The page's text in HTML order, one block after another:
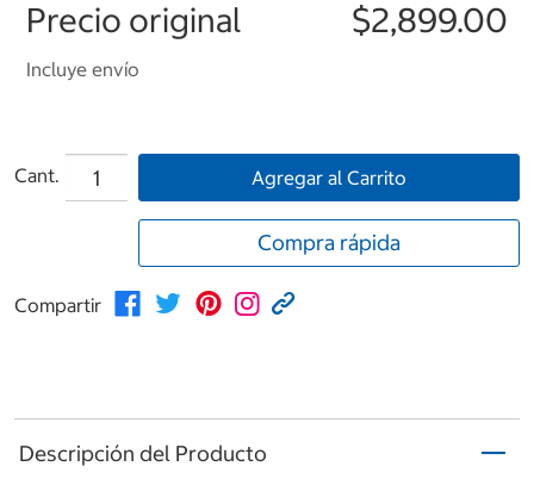
Precio original $2,899.00
Incluye envío
Cant. Agregar al Carrito
Compra rápida
Compartir
Descripción del Producto